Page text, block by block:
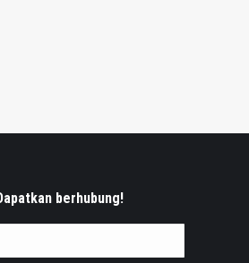
berhubung!